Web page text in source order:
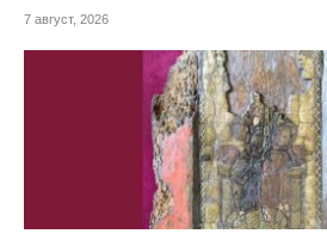
7 август, 2026